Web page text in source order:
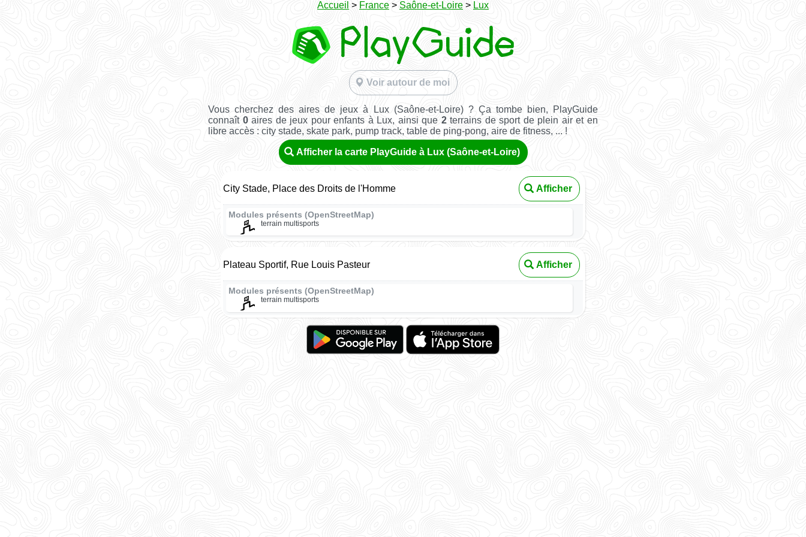
Accueil > France > Saône-et-Loire > Lux
Voir autour de moi
Vous cherchez des aires de jeux à Lux (Saône-et-Loire) ? Ça tombe bien, PlayGuide
connaît 0aires de jeux pour enfants à Lux, ainsi que 2terrains de sport de plein air et en
libre accès : city stade, skate park, pump track, table de ping-pong, aire de fitness, ... !
Afficher la carte PlayGuide à Lux (Saône-et-Loire)
City Stade, Place des Droits de l'Homme Afficher
Modules présents (OpenStreetMap)
terrain multisports
Plateau Sportif, Rue Louis Pasteur Afficher
Modules présents (OpenStreetMap)
terrain multisports